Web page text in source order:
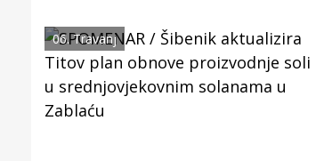
od 55 posto učenika ima slabe
ocjene. 53 učenika izbačena su iz
škola zbog lošeg vladanja.
06. Travanj